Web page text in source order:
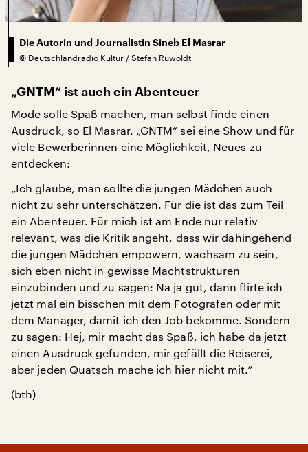
Die Autorin und Journalistin Sineb El Masrar
© Deutschlandradio Kultur / Stefan Ruwoldt
„GNTM“ ist auch ein Abenteuer
Mode solle Spaß machen, man selbst finde einen
Ausdruck, so El Masrar. „GNTM“ sei eine Show und für
viele Bewerberinnen eine Möglichkeit, Neues zu
entdecken:
„Ich glaube, man sollte die jungen Mädchen auch
nicht zu sehr unterschätzen. Für die ist das zum Teil
ein Abenteuer. Für mich ist am Ende nur relativ
relevant, was die Kritik angeht, dass wir dahingehend
die jungen Mädchen empowern, wachsam zu sein,
sich eben nicht in gewisse Machtstrukturen
einzubinden und zu sagen: Na ja gut, dann flirte ich
jetzt mal ein bisschen mit dem Fotografen oder mit
dem Manager, damit ich den Job bekomme. Sondern
zu sagen: Hej, mir macht das Spaß, ich habe da jetzt
einen Ausdruck gefunden, mir gefällt die Reiserei,
aber jeden Quatsch mache ich hier nicht mit.“
(bth)